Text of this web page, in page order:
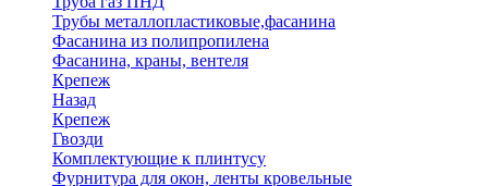
Трубы металлопластиковые,фасанина
Фасанина из полипропилена
Фасанина, краны, вентеля
Крепеж
Назад
Крепеж
Гвозди
Комплектующие к плинтусу
Фурнитура для окон, ленты кровельные